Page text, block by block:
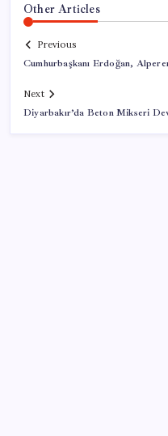
Other Articles
Previous
Cumhurbaşkanı Erdoğan,
Next
Diyarbakır’da Beton Mikseri